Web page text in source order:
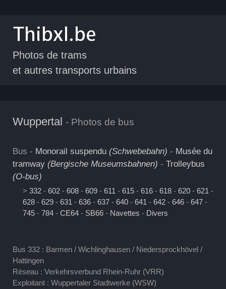
Photos de trams
et autres transports urbains
Wuppertal - Photos de bus
Bus - Monorail suspendu (Schwebebahn) - Musée du
tramway (Bergische Museumsbahnen) - Trolleybus
(O-bus)
> 332 - 602 - 608 - 609 - 611 - 615 - 616 - 618 - 620 - 621 -
628 - 629 - 631 - 636 - 637 - 640 - 641 - 642 - 646 - 647 -
745 - 784 - CE64 - SB66 - Navettes - Divers
Bus 332 : Barmen / Wichlinghausen / Niedersprockhövel /
Hattingen
Réseau : Verkehrsverbund Rhein-Ruhr (VRR)
Exploitant : Wuppertaler Stadtwerke (WSW)